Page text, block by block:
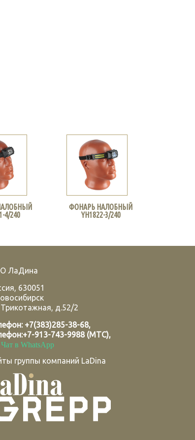
4/240
ФОНАРЬ НАЛОБНЫЙ
YH1822-3/240
ЛаДина
, 630051
Трикотажная, д.52/2
+7(383)285-38-68,
+7-913-743-9988 (МТС),
в WhatsApp
группы компаний LaDina